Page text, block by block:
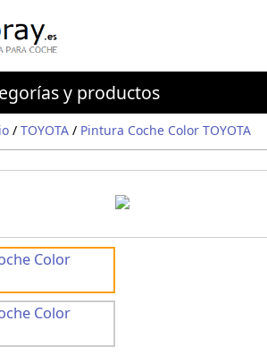
y productos
/ TOYOTA / Pintura Coche Color TOYOTA